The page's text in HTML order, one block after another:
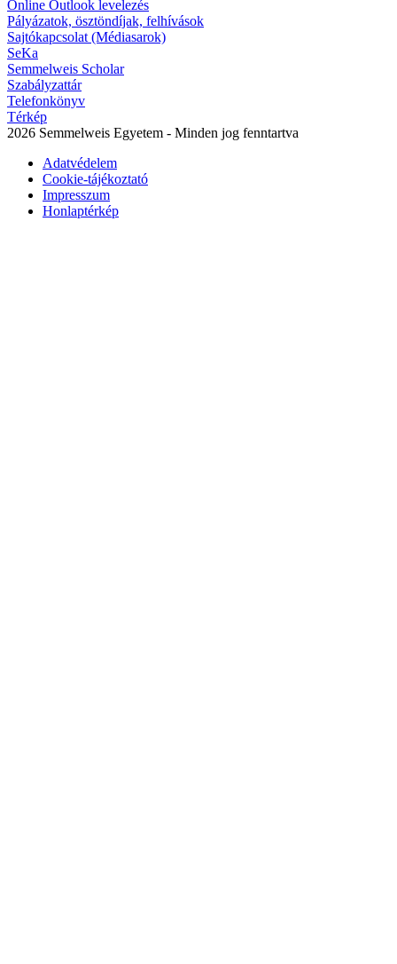
Online Outlook levelezés
Pályázatok, ösztöndíjak, felhívások
Sajtókapcsolat (Médiasarok)
SeKa
Semmelweis Scholar
Szabályzattár
Telefonkönyv
Térkép
2026 Semmelweis Egyetem - Minden jog fenntartva
Adatvédelem
Cookie-tájékoztató
Impresszum
Honlaptérkép